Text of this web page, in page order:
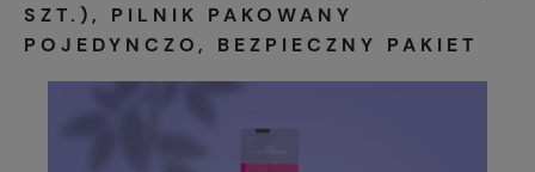
SZT.), PILNIK PAKOWANY
POJEDYNCZO, BEZPIECZNY PAKIET